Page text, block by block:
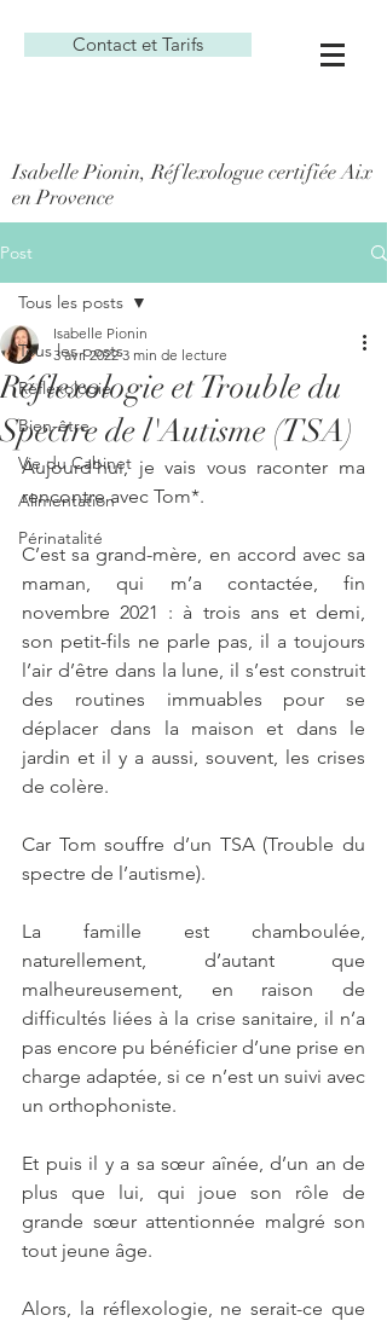
Contact et Tarifs
Isabelle Pionin, Réflexologue certifiée Aix
en Provence
Post
Tous les posts
Réflexologie
Bien-être
Vie du Cabinet
Alimentation
Périnatalité
Tous les posts
Réflexologie et Trouble du
Spectre de l'Autisme (TSA)
Isabelle Pionin
3 avr. 2022 3 min de lecture
Aujourd'hui, je vais vous raconter ma
rencontre avec Tom*.
C’est sa grand-mère, en accord avec sa
maman, qui m’a contactée, fin
novembre 2021 : à trois ans et demi,
son petit-fils ne parle pas, il a toujours
l’air d’être dans la lune, il s’est construit
des routines immuables pour se
déplacer dans la maison et dans le
jardin et il y a aussi, souvent, les crises
de colère.
Car Tom souffre d’un TSA (Trouble du
spectre de l’autisme).
La famille est chamboulée,
naturellement, d’autant que
malheureusement, en raison de
difficultés liées à la crise sanitaire, il n’a
pas encore pu bénéficier d’une prise en
charge adaptée, si ce n’est un suivi avec
un orthophoniste.
Et puis il y a sa sœur aînée, d’un an de
plus que lui, qui joue son rôle de
grande sœur attentionnée malgré son
tout jeune âge.
Alors, la réflexologie, ne serait-ce que